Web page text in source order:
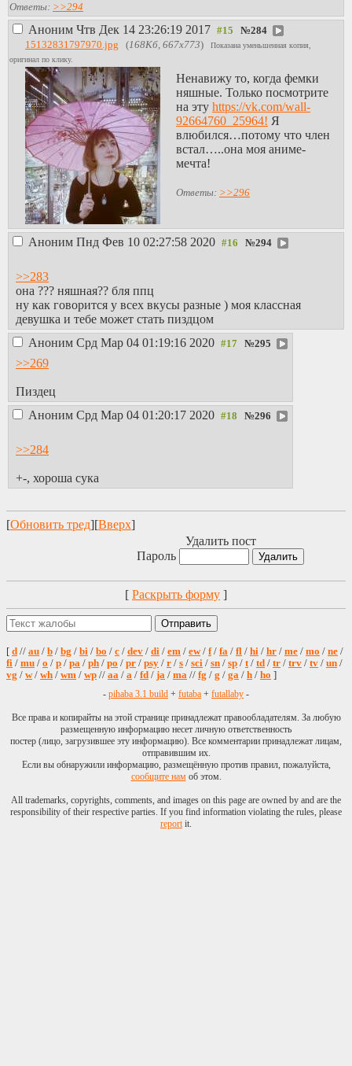
Ответы: >>294
Аноним Чтв Дек 14 23:26:19 2017 №284
15132831797970.jpg (168Кб, 667x773)
Показана уменьшенная копия,
оригинал по клику.
Ненавижу то, когда фемки
няшные. Только посмотрите
на эту https://vk.com/wall-
92664760_25964! Я
влюбился…потому что член
встал…..она моя аниме-
мечта!
Ответы: >>296
Аноним Пнд Фев 10 02:27:58 2020 №294
>>283
она ??? няшная?? бля ппц
ну как говорится у всех вкусы разные ) моя классная
девушка и тебе может стать пиздцом
Аноним Срд Мар 04 01:19:16 2020 №295
>>269
Пиздец
Аноним Срд Мар 04 01:20:17 2020 №296
>>284
+-, хороша сука
[Обновить тред][Вверх]
Удалить пост
Пароль
[ Раскрыть форму ]
[ d // au / b / bg / bi / bo / c / dev / di / em / ew/ f/ fa / fl / hi / hr / me / mo / ne /
fi / mu / o / p / pa / ph / po / pr / psy / r / s / sci / sn / sp / t/ td / tr / trv / tv / un /
vg / w/ wh / wm / wp // aa / a / fd / ja / ma // fg / g / ga / h / ho ]
- pihaba 3.1 build + futaba + futallaby -
Все права и копирайты на этой странице принадлежат правообладателям. За любую
размещенную информацию несет личную ответственность
постер (лицо, загрузившее эту информацию). Все комментарии принадлежат лицам,
отправившим их.
Если вы обнаружили информацию, размещённую против правил, пожалуйста,
сообщите намоб этом.
All trademarks, copyrights, comments, and images on this page are owned by and are the
responsibility of their respective parties. If you find information violating the rules, please
reportit.